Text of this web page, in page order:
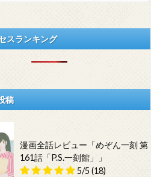
スランキング
稿
漫画全話レビュー「めぞん一刻 第
161話「P.S.一刻館」」
5/5 (18)